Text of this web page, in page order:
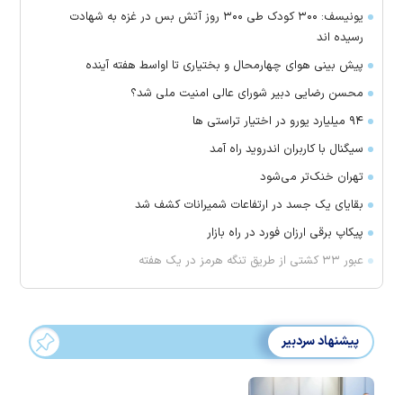
یونیسف: ۳۰۰ کودک طی ۳۰۰ روز آتش بس در غزه به شهادت
رسیده اند
پیش بینی هوای چهارمحال و بختیاری تا اواسط هفته آینده
محسن رضایی دبیر شورای عالی امنیت ملی شد؟
۹۴ میلیارد یورو در اختیار تراستی ها
سیگنال با کاربران اندروید راه آمد
تهران خنک‌تر می‌شود
بقایای یک جسد در ارتفاعات شمیرانات کشف شد
پیکاپ برقی ارزان فورد در راه بازار
عبور ۳۳ کشتی از طریق تنگه هرمز در یک هفته
پیشنهاد سردبیر